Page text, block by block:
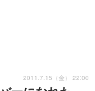
2011.7.15（金） 22:00